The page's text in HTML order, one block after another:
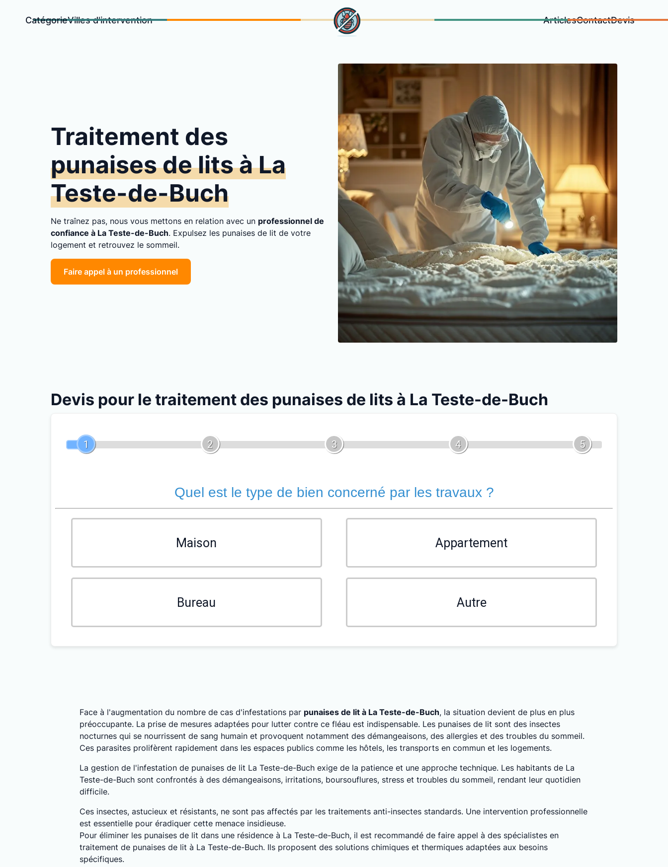
CatégorieVilles d'intervention ArticlesContactDevis
Traitement des
punaises de lits à La
Teste-de-Buch
Ne traînez pas, nous vous mettons en relation avec un professionnel de
confiance à La Teste-de-Buch. Expulsez les punaises de lit de votre
logement et retrouvez le sommeil.
Faire appel à un professionnel
Devis pour le traitement des punaises de lits à La Teste-de-Buch
1 2 3 4 5
Quel est le type de bien concerné par les travaux ?
Maison Appartement
Bureau Autre
Face à l'augmentation du nombre de cas d'infestations par punaises de lit à La Teste-de-Buch, la situation devient de plus en plus
préoccupante. La prise de mesures adaptées pour lutter contre ce fléau est indispensable. Les punaises de lit sont des insectes
nocturnes qui se nourrissent de sang humain et provoquent notamment des démangeaisons, des allergies et des troubles du sommeil.
Ces parasites prolifèrent rapidement dans les espaces publics comme les hôtels, les transports en commun et les logements.
La gestion de l'infestation de punaises de lit La Teste-de-Buch exige de la patience et une approche technique. Les habitants de La
Teste-de-Buch sont confrontés à des démangeaisons, irritations, boursouflures, stress et troubles du sommeil, rendant leur quotidien
difficile.
Ces insectes, astucieux et résistants, ne sont pas affectés par les traitements anti-insectes standards. Une intervention professionnelle
est essentielle pour éradiquer cette menace insidieuse.
Pour éliminer les punaises de lit dans une résidence à La Teste-de-Buch, il est recommandé de faire appel à des spécialistes en
traitement de punaises de lit à La Teste-de-Buch. Ils proposent des solutions chimiques et thermiques adaptées aux besoins
spécifiques.